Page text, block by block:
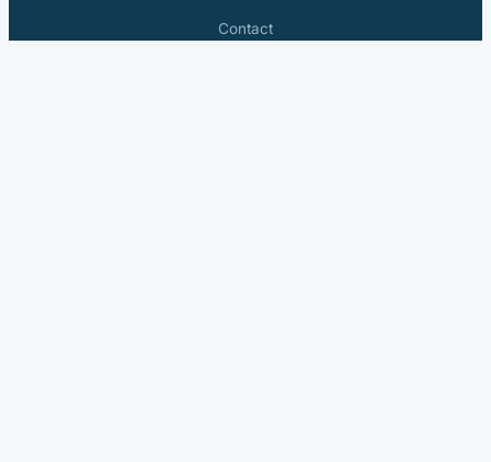
Contact